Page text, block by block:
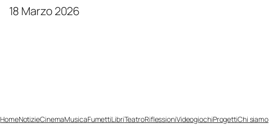
18 Marzo 2026
HomeNotizieCinemaMusicaFumettiLibriTeatroRiflessioniVideogiochiProgettiChi siamo